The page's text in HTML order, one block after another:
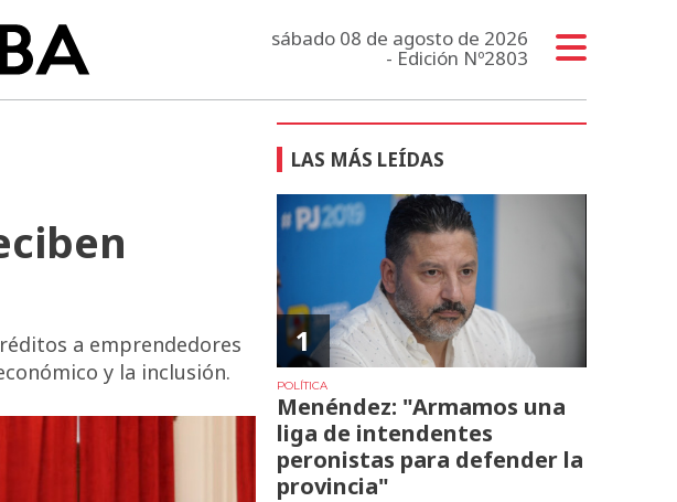
sábado 08 de agosto de 2026
- Edición Nº2803
a emprendedores
y la inclusión.
LAS MÁS LEÍDAS
1
POLÍTICA
Menéndez: "Armamos una
liga de intendentes
peronistas para defender la
provincia"